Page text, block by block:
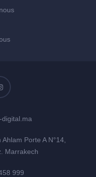
digital.ma
Porte A N°14,
Marrakech
999